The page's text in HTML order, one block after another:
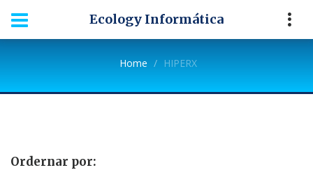
Ecology Informática
Home HIPERX
Ordernar por: